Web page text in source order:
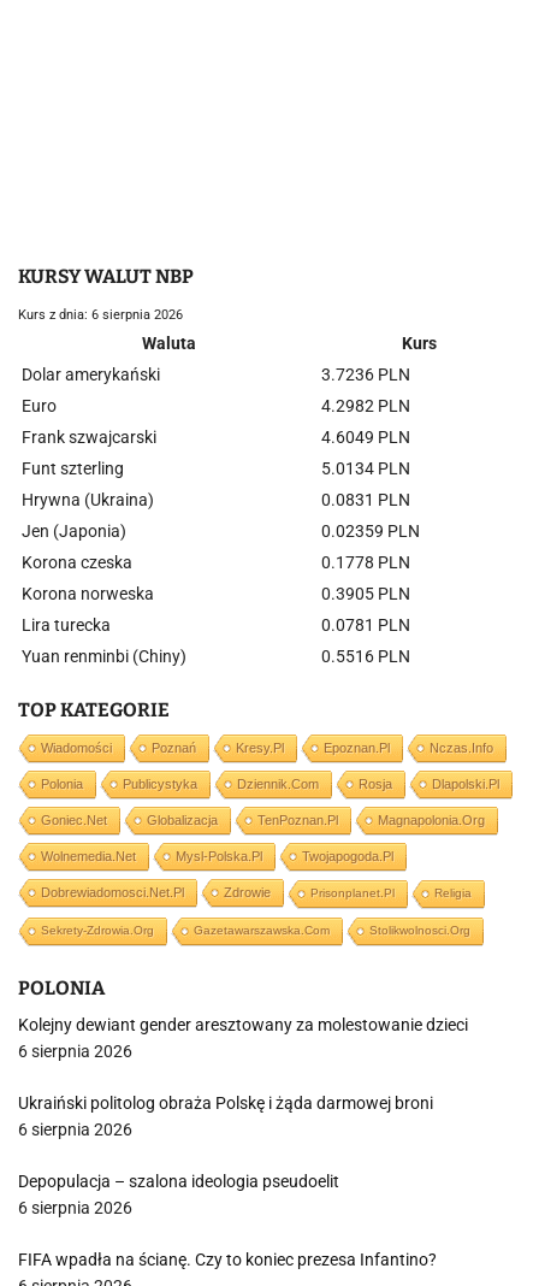
KURSY WALUT NBP
Kurs z dnia: 6 sierpnia 2026
Waluta
Kurs
Dolar amerykański
3.7236 PLN
Euro
4.2982 PLN
Frank szwajcarski
4.6049 PLN
Funt szterling
5.0134 PLN
Hrywna (Ukraina)
0.0831 PLN
Jen (Japonia)
0.02359 PLN
Korona czeska
0.1778 PLN
Korona norweska
0.3905 PLN
Lira turecka
0.0781 PLN
Yuan renminbi (Chiny)
0.5516 PLN
TOP KATEGORIE
Wiadomości Poznań Kresy.pl Epoznan.pl Nczas.info
Polonia Publicystyka Dziennik.com Rosja Dlapolski.pl
Goniec.net Globalizacja TenPoznan.pl Magnapolonia.org
Wolnemedia.net Mysl-Polska.pl Twojapogoda.pl
Dobrewiadomosci.net.pl Zdrowie Prisonplanet.pl Religia
Sekrety-Zdrowia.org Gazetawarszawska.com Stolikwolnosci.org
POLONIA
Kolejny dewiant gender aresztowany za molestowanie dzieci
6 sierpnia 2026
Ukraiński politolog obraża Polskę i żąda darmowej broni
6 sierpnia 2026
Depopulacja – szalona ideologia pseudoelit
6 sierpnia 2026
FIFA wpadła na ścianę. Czy to koniec prezesa Infantino?